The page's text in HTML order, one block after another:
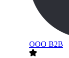
ООО В2B